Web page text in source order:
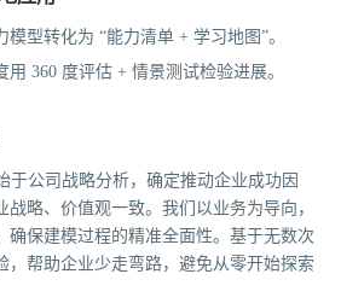
型转化为 “能力清单 + 学习地图”。
360 度评估 + 情景测试检验进展。
于公司战略分析，确定推动企业成功因
略、价值观一致。我们以业务为导向，
确保建模过程的精准全面性。基于无数次
，帮助企业少走弯路，避免从零开始探索